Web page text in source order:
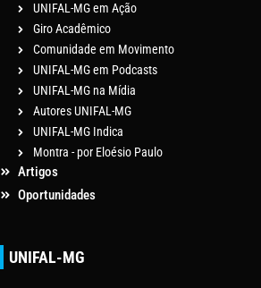
UNIFAL-MG em Ação
Giro Acadêmico
Comunidade em Movimento
UNIFAL-MG em Podcasts
UNIFAL-MG na Mídia
Autores UNIFAL-MG
UNIFAL-MG Indica
Montra - por Eloésio Paulo
Artigos
Oportunidades
UNIFAL-MG